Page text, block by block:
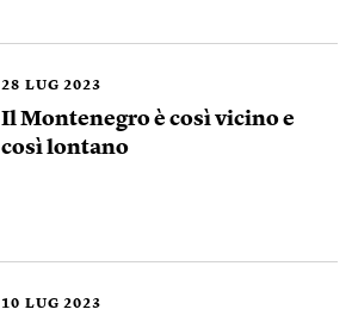
28 LUG 2023
Il Montenegro è così vicino e
così lontano
10 LUG 2023